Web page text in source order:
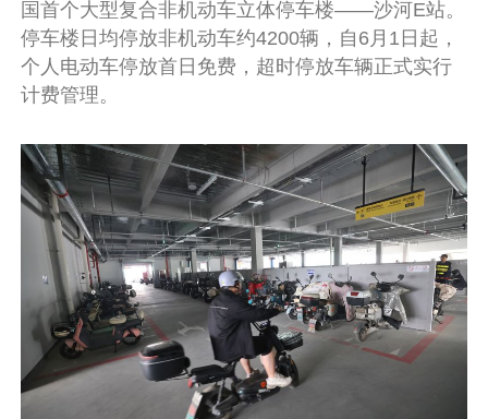
国首个大型复合非机动车立体停车楼——沙河E站。
停车楼日均停放非机动车约4200辆，自6月1日起，
个人电动车停放首日免费，超时停放车辆正式实行
计费管理。